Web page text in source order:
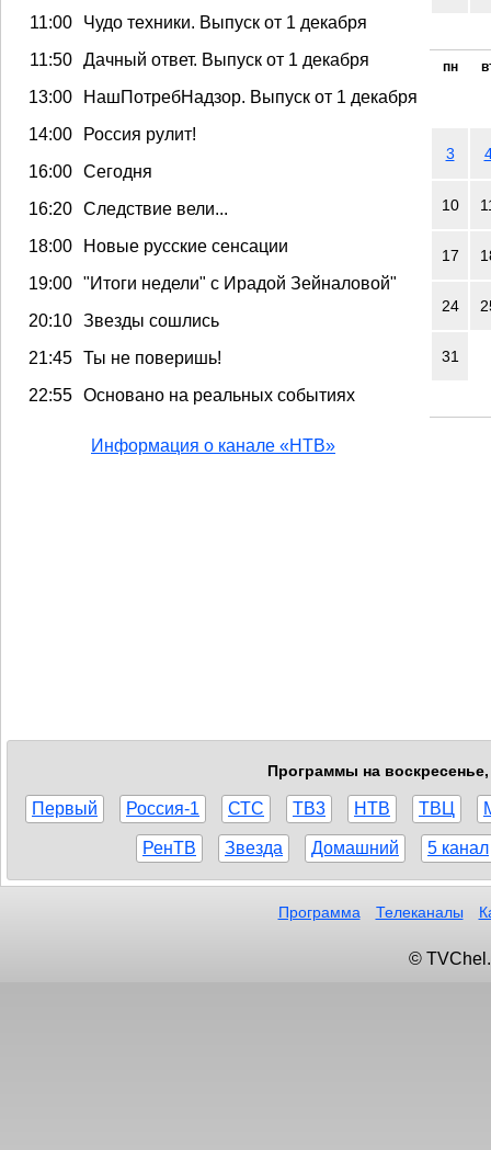
11:00
Чудо техники. Выпуск от 1 декабря
11:50 Дачный ответ. Выпуск от 1 декабря
13:00
НашПотребНадзор. Выпуск от 1 декабря
14:00
Россия рулит!
16:00 Сегодня
16:20 Следствие вели...
18:00
Новые русские сенсации
19:00 "Итоги недели" с Ирадой Зейналовой"
20:10 Звезды сошлись
21:45 Ты не поверишь!
22:55 Основано на реальных событиях
Информация о канале «НТВ»
пн
3
10
17
24
31
Программы на воскресенье,
Первый Россия-1 СТС ТВ3 НТВ ТВЦ
РенТВ Звезда Домашний 5 канал
Программа Телеканалы
©